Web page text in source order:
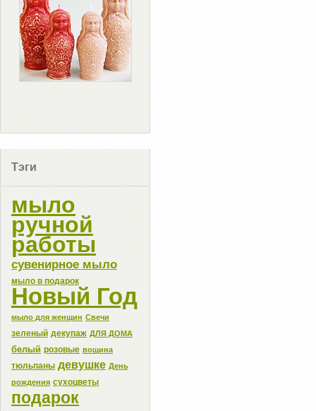
Тэги
мыло
ручной
работы
сувенирное мыло
мыло в подарок
Новый Год
мыло для женщин Свечи
зеленый декупаж ДЛЯ ДОМА
белый розовые вощина
тюльпаны девушке День
рождения сухоцветы
подарок